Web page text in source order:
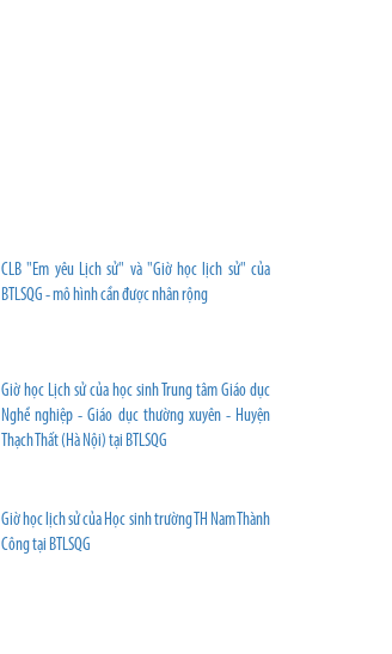
CLB "Em yêu Lịch sử" và "Giờ học lịch sử" của
BTLSQG - mô hình cần được nhân rộng
Giờ học Lịch sử của học sinh Trung tâm Giáo dục
Nghề nghiệp - Giáo dục thường xuyên - Huyện
Thạch Thất (Hà Nội) tại BTLSQG
Giờ học lịch sử của Học sinh trường TH Nam Thành
Công tại BTLSQG